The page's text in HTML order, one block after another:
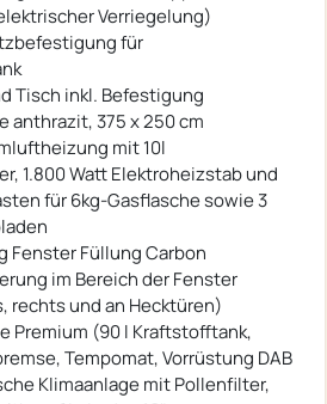
Verriegelung)
für
Tisch inkl. Befestigung
anthrazit, 375 x 250 cm
mit 10l
1.800 Watt Elektroheizstab und
für 6kg-Gasflasche sowie 3
Fenster Füllung Carbon
im Bereich der Fenster
rechts und an Hecktüren)
Premium (90 l Kraftstofftank,
Tempomat, Vorrüstung DAB
Klimaanlage mit Pollenfilter,